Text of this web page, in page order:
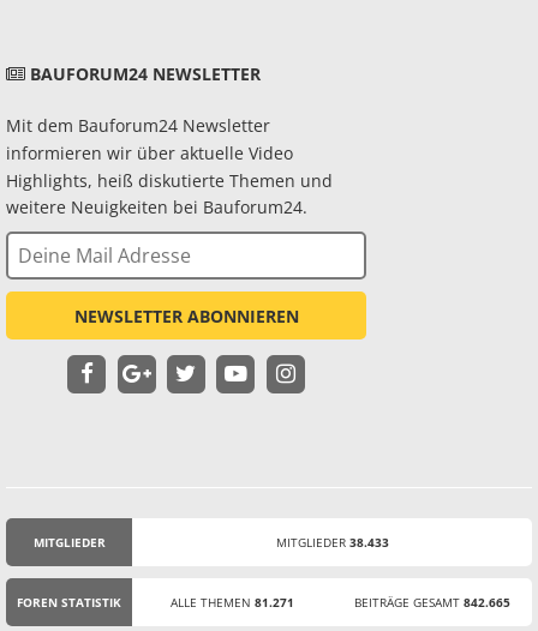
BAUFORUM24 NEWSLETTER
Mit dem Bauforum24 Newsletter
informieren wir über aktuelle Video
Highlights, heiß diskutierte Themen und
weitere Neuigkeiten bei Bauforum24.
NEWSLETTER ABONNIEREN
MITGLIEDER MITGLIEDER 38.433
FOREN STATISTIK ALLE THEMEN 81.271 BEITRÄGE GESAMT 842.665